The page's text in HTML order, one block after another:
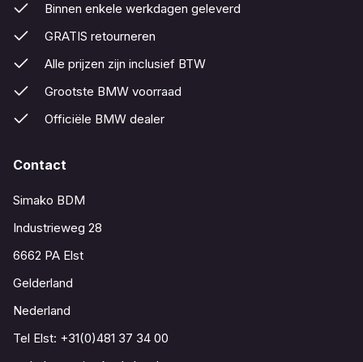
Binnen enkele werkdagen geleverd
GRATIS retourneren
Alle prijzen zijn inclusief BTW
Grootste BMW voorraad
Officiële BMW dealer
Contact
Simako BDM
Industrieweg 28
6662 PA Elst
Gelderland
Nederland
Tel Elst: +31(0)481 37 34 00